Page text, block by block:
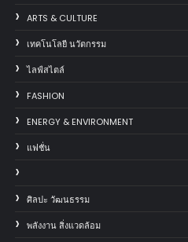
ARTS & CULTURE
เทคโนโลยี นวัตกรรม
ไลฟ์สไตล์
FASHION
ENERGY & ENVIRONMENT
แฟชั่น
ศิลปะ วัฒนธรรม
พลังงาน สิ่งแวดล้อม